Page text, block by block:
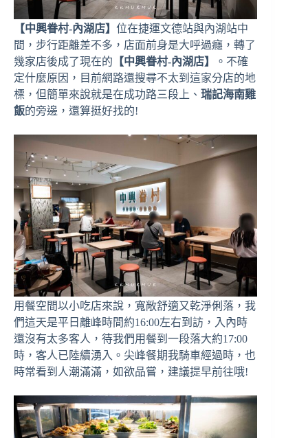
【中興眷村-內湖店】 位在捷運文德站與內湖站中
間，步行距離差不多，店面前身是大呼過癮，轉了
幾家店後成了現在的 【中興眷村-內湖店】
。不確
定什麼原因，目前網路還搜尋不太到這家分店的地
標，但簡單來說就是在成功路三段上、 瑞記海南雞
飯的旁邊，還算挺好找的!
用餐空間以小吃店來說，寬敞舒適又乾淨俐落，我
們這天是平日離峰時間約16:00左右到訪，入內時
還沒有太多客人，待我們用餐到一段落大約17:00
時，客人已陸續湧入。尖峰餐期我騎車經過時，也
時常看到人潮滿滿，如欲品嘗，建議提早前往哦!